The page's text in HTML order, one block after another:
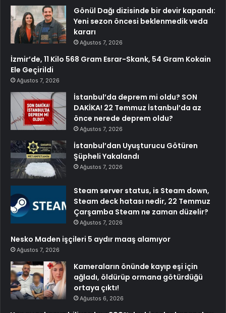
Gönül Dağı dizisinde bir devir kapandı:
Yeni sezon öncesi beklenmedik veda
kararı
Ağustos 7, 2026
İzmir’de, 11 Kilo 568 Gram Esrar-Skank, 54 Gram Kokain
Ele Geçirildi
Ağustos 7, 2026
İstanbul’da deprem mi oldu? SON
DAKİKA! 22 Temmuz İstanbul’da az
önce nerede deprem oldu?
Ağustos 7, 2026
İstanbul’dan Uyuşturucu Götüren
Şüpheli Yakalandı
Ağustos 7, 2026
Steam server status, is Steam down,
Steam deck hatası nedir, 22 Temmuz
Çarşamba Steam ne zaman düzelir?
Ağustos 7, 2026
Nesko Maden işçileri 5 aydır maaş alamıyor
Ağustos 7, 2026
Kameraların önünde kayıp eşi için
ağladı, öldürüp ormana götürdüğü
ortaya çıktı!
Ağustos 6, 2026